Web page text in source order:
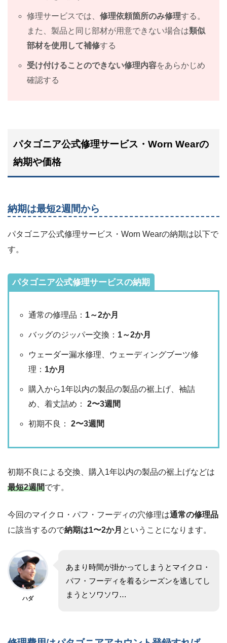
修理サービスでは、修理依頼箇所のみ修理する。
また、製品と同じ部材が用意できない場合は類似
部材を使用して補修する
受け付けることのできない修理内容をあらかじめ
確認する
パタゴニア公式修理サービス・Worn Wearの
納期や価格
納期は最短2週間から
パタゴニア公式修理サービス・Worn Wearの納期は以下で
す。
パタゴニア公式修理サービスの納期
通常の修理品： 1～2か月
バッグのジッパー交換： 1～2か月
ウェーダー漏水修理、ウェーディングブーツ修
理： 1か月
購入から1年以内の製品の製品の裾上げ、袖詰
め、着丈詰め：
2〜3週間
初期不良： 2〜3週間
初期不良による交換、購入1年以内の製品の裾上げなどは
最短2週間です。
今回のマイクロ・パフ・フーディの穴修理は通常の修理品
に該当するので納期は1〜2か月 ということになります。
ハダ
あまり時間が掛かってしまうとマイクロ・
パフ・フーディを着るシーズンを逃してし
まうとソワソワ…